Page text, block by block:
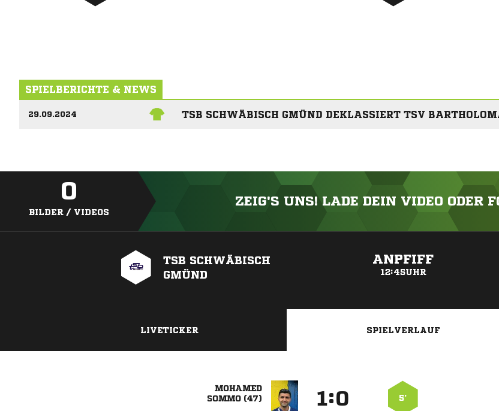
SPIELBERICHTE & NEWS
29.09.2024 TSB SCHWÄBISCH GMÜND DEKLASSIERT TSV
0
BILDER / VIDEOS
ZEIG'S UNS! LADE DEIN VIDEO ODER
TSB SCHWÄBISCH
GMÜND
ANPFIFF
12:45UHR
LIVETICKER SPIELVERLAUF

 
: 5’